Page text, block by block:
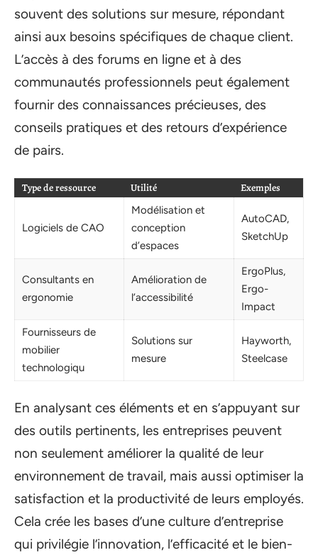
souvent des solutions sur mesure, répondant
ainsi aux besoins spécifiques de chaque client.
L’accès à des forums en ligne et à des
communautés professionnels peut également
fournir des connaissances précieuses, des
conseils pratiques et des retours d’expérience
de pairs.
Type de ressource Utilité Exemples
Logiciels de CAO
Modélisation et
conception
d’espaces
AutoCAD,
SketchUp
Consultants en
ergonomie
Amélioration de
l’accessibilité
ErgoPlus,
Ergo-
Impact
Fournisseurs de
mobilier
technologiqu
Solutions sur
mesure
Hayworth,
Steelcase
En analysant ces éléments et en s’appuyant sur
des outils pertinents, les entreprises peuvent
non seulement améliorer la qualité de leur
environnement de travail, mais aussi optimiser la
satisfaction et la productivité de leurs employés.
Cela crée les bases d’une culture d’entreprise
qui privilégie l’innovation, l’efficacité et le bien-